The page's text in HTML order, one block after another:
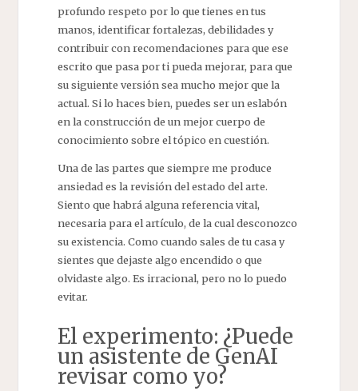
profundo respeto por lo que tienes en tus
manos, identificar fortalezas, debilidades y
contribuir con recomendaciones para que ese
escrito que pasa por ti pueda mejorar, para que
su siguiente versión sea mucho mejor que la
actual. Si lo haces bien, puedes ser un eslabón
en la construcción de un mejor cuerpo de
conocimiento sobre el tópico en cuestión.
Una de las partes que siempre me produce
ansiedad es la revisión del estado del arte.
Siento que habrá alguna referencia vital,
necesaria para el artículo, de la cual desconozco
su existencia. Como cuando sales de tu casa y
sientes que dejaste algo encendido o que
olvidaste algo. Es irracional, pero no lo puedo
evitar.
El experimento: ¿Puede
un asistente de GenAI
revisar como yo?